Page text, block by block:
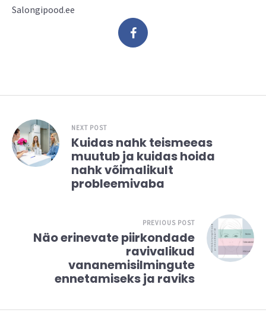
Salongipood.ee
NEXT POST
Kuidas nahk teismeeas
muutub ja kuidas hoida
nahk võimalikult
probleemivaba
PREVIOUS POST
Näo erinevate piirkondade
ravivalikud
vananemisilmingute
ennetamiseks ja raviks